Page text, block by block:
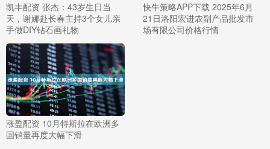
凯丰配资 张杰：43岁生日当
天，谢娜赴长春主持3个女儿亲
手做DIY钻石画礼物
快牛策略APP下载 2025年6月
21日洛阳宏进农副产品批发市
场有限公司价格行情
涨盈配资 10月特斯拉在欧洲多
国销量再度大幅下滑